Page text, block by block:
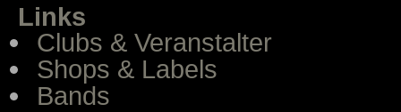
Links
Clubs & Veranstalter
Shops & Labels
Bands